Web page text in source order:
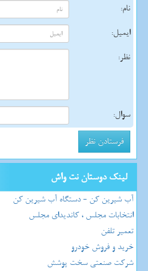
نام:
ایمیل:
نظر:
سوال:
لینک دوستان نت واش
آب شیرین کن - دستگاه آب شیرین کن
انتخابات مجلس ، کاندیدای مجلس
تعمیر تلفن
خرید و فروش خودرو
شرکت صنعتی سخت پوشش